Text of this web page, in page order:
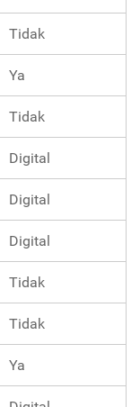
Tidak
Ya
Tidak
Digital
Digital
Digital
Tidak
Tidak
Ya